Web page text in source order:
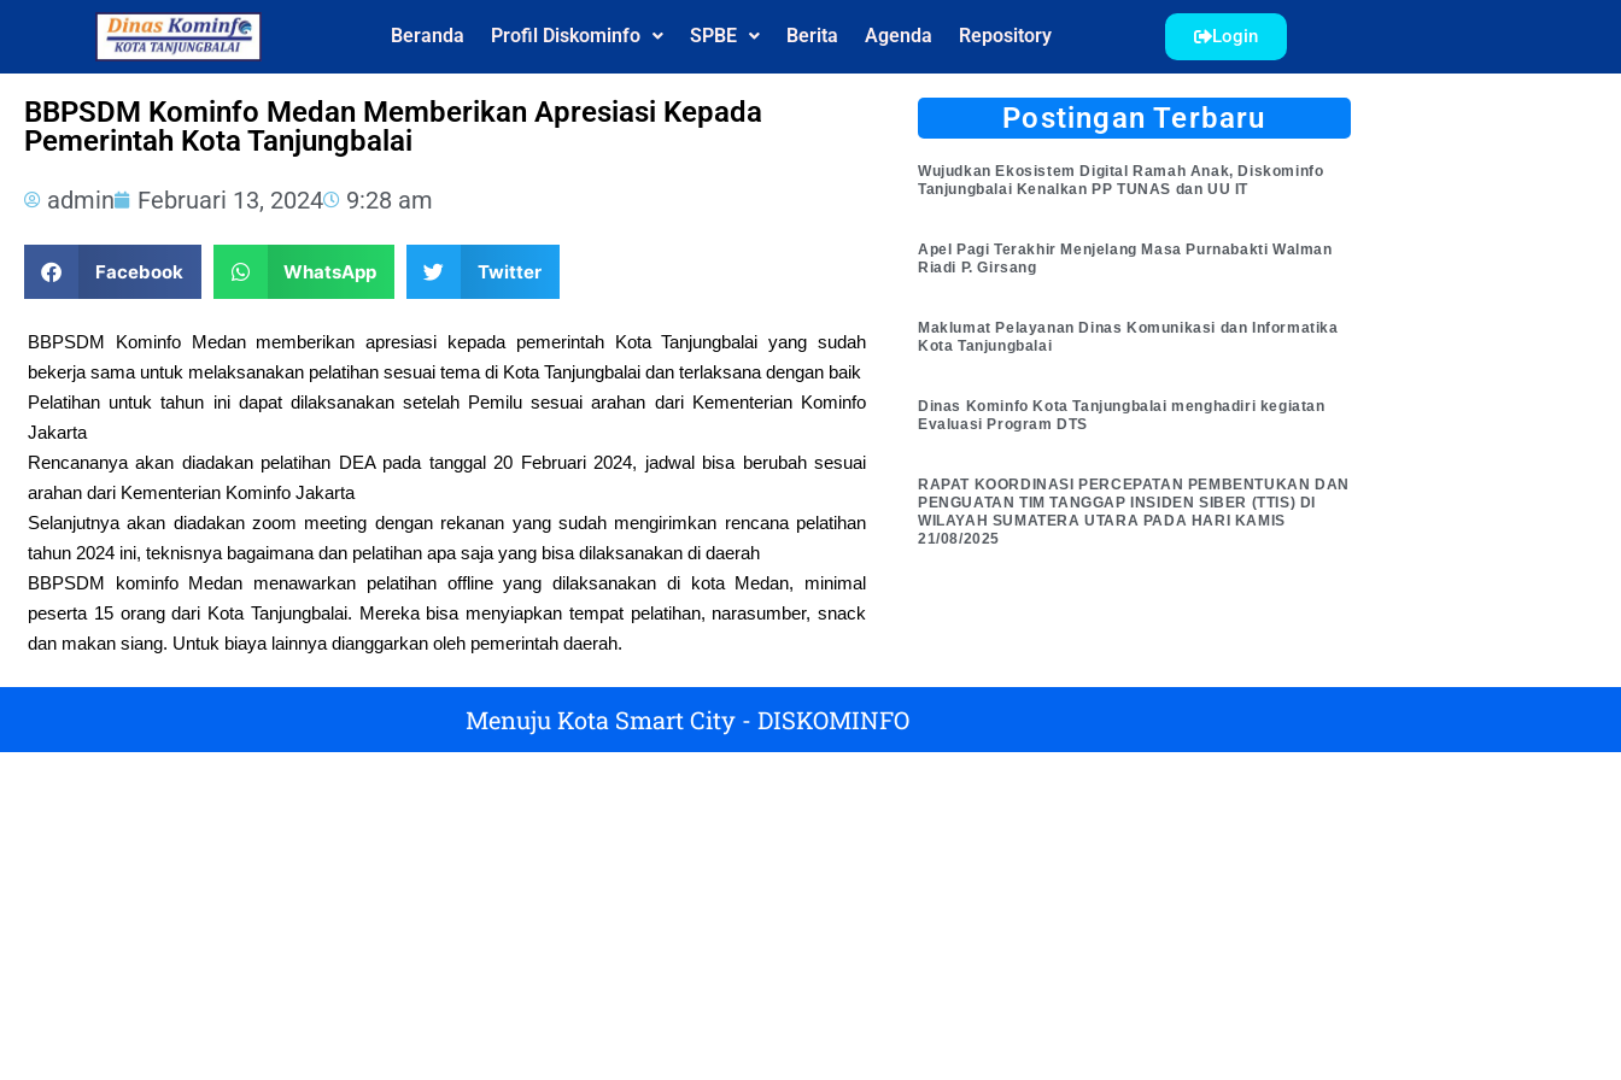
Beranda Profil Diskominfo SPBE Berita Agenda Repository Login
BBPSDM Kominfo Medan Memberikan Apresiasi Kepada
Pemerintah Kota Tanjungbalai
admin Februari 13, 2024 9:28 am
Facebook WhatsApp Twitter
BBPSDM Kominfo Medan memberikan apresiasi kepada pemerintah Kota Tanjungbalai yang sudah
bekerja sama untuk melaksanakan pelatihan sesuai tema di Kota Tanjungbalai dan terlaksana dengan baik
Pelatihan untuk tahun ini dapat dilaksanakan setelah Pemilu sesuai arahan dari Kementerian Kominfo
Jakarta
Rencananya akan diadakan pelatihan DEA pada tanggal 20 Februari 2024, jadwal bisa berubah sesuai
arahan dari Kementerian Kominfo Jakarta
Selanjutnya akan diadakan zoom meeting dengan rekanan yang sudah mengirimkan rencana pelatihan
tahun 2024 ini, teknisnya bagaimana dan pelatihan apa saja yang bisa dilaksanakan di daerah
BBPSDM kominfo Medan menawarkan pelatihan offline yang dilaksanakan di kota Medan, minimal
peserta 15 orang dari Kota Tanjungbalai. Mereka bisa menyiapkan tempat pelatihan, narasumber, snack
dan makan siang. Untuk biaya lainnya dianggarkan oleh pemerintah daerah.
Postingan Terbaru
Wujudkan Ekosistem Digital Ramah Anak, Diskominfo
Tanjungbalai Kenalkan PP TUNAS dan UU IT
Apel Pagi Terakhir Menjelang Masa Purnabakti Walman
Riadi P. Girsang
Maklumat Pelayanan Dinas Komunikasi dan Informatika
Kota Tanjungbalai
Dinas Kominfo Kota Tanjungbalai menghadiri kegiatan
Evaluasi Program DTS
RAPAT KOORDINASI PERCEPATAN PEMBENTUKAN DAN
PENGUATAN TIM TANGGAP INSIDEN SIBER (TTIS) DI
WILAYAH SUMATERA UTARA PADA HARI KAMIS
21/08/2025
Menuju Kota Smart City - DISKOMINFO